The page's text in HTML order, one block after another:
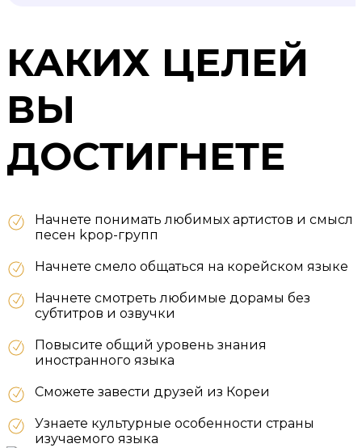
КАКИХ ЦЕЛЕЙ
ВЫ
ДОСТИГНЕТЕ
Начнете понимать любимых артистов и смысл
песен kpop-групп
Начнете смело общаться на корейском языке
Начнете смотреть любимые дорамы без
субтитров и озвучки
Повысите общий уровень знания
иностранного языка
Сможете завести друзей из Кореи
Узнаете культурные особенности страны
изучаемого языка